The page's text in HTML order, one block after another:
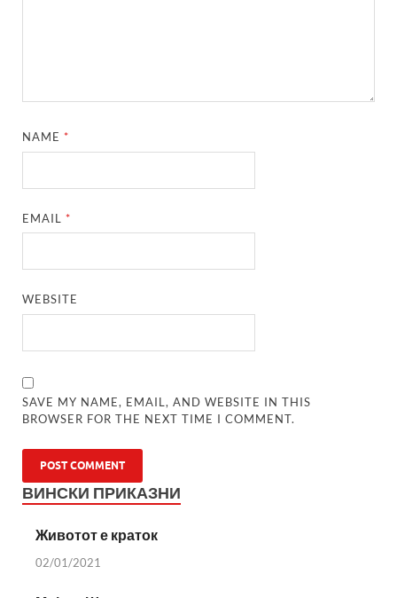
NAME*
EMAIL*
WEBSITE
SAVE MY NAME, EMAIL, AND WEBSITE IN THIS
BROWSER FOR THE NEXT TIME I COMMENT.
ВИНСКИ ПРИКАЗНИ
Животот е краток
02/01/2021